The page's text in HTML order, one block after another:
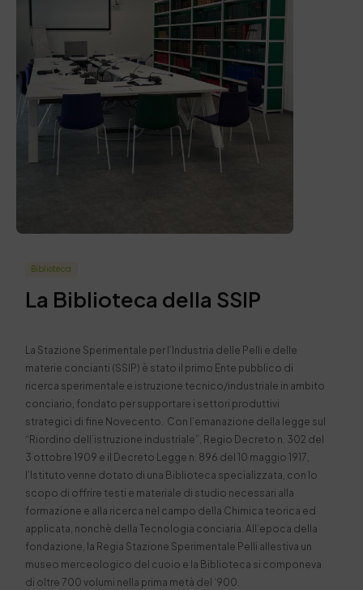
Biblioteca
La Biblioteca della SSIP
La Stazione Sperimentale per l’Industria delle Pelli e delle
materie concianti (SSIP) è stato il primo Ente pubblico di
ricerca sperimentale e istruzione tecnico/industriale in ambito
conciario, fondato per supportare i settori produttivi
strategici di fine Novecento. Con l’emanazione della legge sul
“Riordino dell’istruzione industriale”, Regio Decreto n. 302 del
3 ottobre 1909 e il Decreto Legge n. 896 del 10 maggio 1917,
l’Istituto venne dotato di una Biblioteca specializzata, con lo
scopo di offrire testi e materiale di studio necessari alla
formazione e alla ricerca nel campo della Chimica teorica ed
applicata, nonchè della Tecnologia conciaria. All’epoca della
fondazione, la Regia Stazione Sperimentale Pelli allestiva un
museo merceologico del cuoio e la Biblioteca si componeva
di oltre 700 volumi nella prima metà del ‘900.